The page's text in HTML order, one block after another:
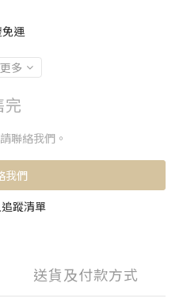
運
多
完
聯絡我們。
我們
蹤清單
送貨及付款方式